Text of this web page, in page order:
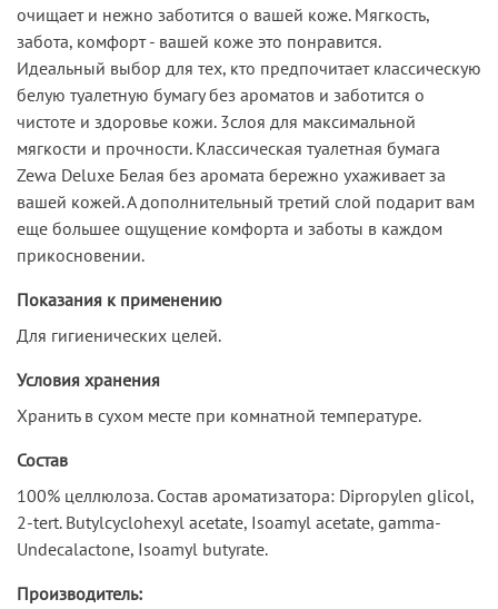
очищает и нежно заботится о вашей коже. Мягкость,
забота, комфорт - вашей коже это понравится.
Идеальный выбор для тех, кто предпочитает классическую
белую туалетную бумагу без ароматов и заботится о
чистоте и здоровье кожи. 3слоя для максимальной
мягкости и прочности. Классическая туалетная бумага
Zewa Deluxe Белая без аромата бережно ухаживает за
вашей кожей. А дополнительный третий слой подарит вам
еще большее ощущение комфорта и заботы в каждом
прикосновении.
Показания к применению
Для гигиенических целей.
Условия хранения
Хранить в сухом месте при комнатной температуре.
Состав
100% целлюлоза. Состав ароматизатора: Dipropylen glicol,
2-tert. Butylcyclohexyl acetate, Isoamyl acetate, gamma-
Undecalactone, Isoamyl butyrate.
Производитель: